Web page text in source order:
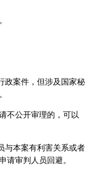
政案件，但涉及国家秘
不公开审理的，可以
与本案有利害关系或者
请审判人员回避。